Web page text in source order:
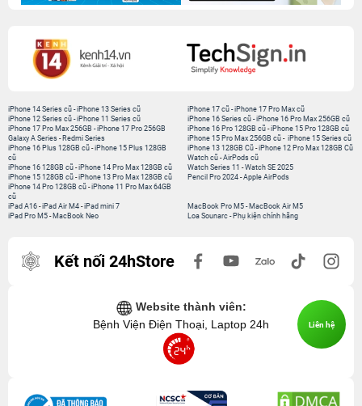
iPhone 14 Series cũ -iPhone 13 Series cũ
iPhone 12 Series cũ -iPhone 11 Series cũ
iPhone 17 Pro Max 256GB -iPhone 17 Pro 256GB
Galaxy A Series - Redmi Series
iPhone 17 cũ-iPhone 17 Pro Max cũ
iPhone 16 Series cũ- iPhone 16 Pro Max 256GB cũ
iPhone 16 Pro 128GB cũ-iPhone 15 Pro 128GB cũ
iPhone 15 Pro Max 256GB cũ- iPhone 15 Series cũ
iPhone 16 Plus 128GB cũ -iPhone 15 Plus 128GB
cũ
iPhone 16 128GB cũ -iPhone 14 Pro Max 128GB cũ
iPhone 15 128GB cũ -iPhone 13 Pro Max 128GB cũ
iPhone 14 Pro 128GB cũ -iPhone 11 Pro Max 64GB
cũ
iPhone 13 128GB Cũ-iPhone 12 Pro Max 128GB Cũ
Watch cũ-AirPods cũ
Watch Series 11 -Watch SE 2025
Pencil Pro 2024-Apple AirPods
iPad A16 -iPad Air M4 -iPad mini 7
iPad Pro M5 - MacBook Neo
MacBook Pro M5- MacBook Air M5
Loa Sounarc- Phụ kiện chính hãng
Kết nối 24hStore
Website thành viên:
Bệnh Viện Điện Thoại, Laptop 24h
Liên hệ